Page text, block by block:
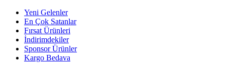
Yeni Gelenler
En Çok Satanlar
Fırsat Ürünleri
İndirimdekiler
Sponsor Ürünler
Kargo Bedava